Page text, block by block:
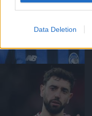
Data Deletion